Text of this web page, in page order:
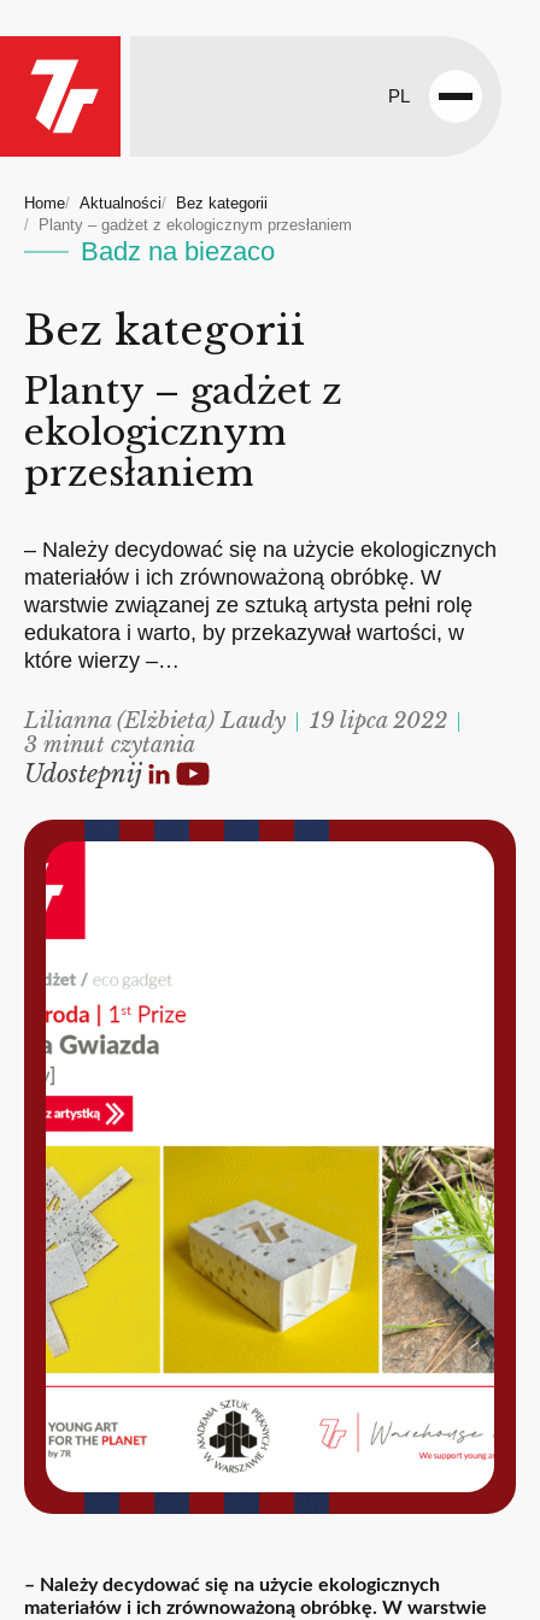
PL
Open
Home Aktualności
Bez kategorii
Planty – gadżet z ekologicznym przesłaniem
Badz na biezaco
Bez kategorii
Planty – gadżet z
ekologicznym
przesłaniem
– Należy decydować się na użycie ekologicznych
materiałów i ich zrównoważoną obróbkę. W
warstwie związanej ze sztuką artysta pełni rolę
edukatora i warto, by przekazywał wartości, w
które wierzy –…
Lilianna (Elżbieta) Laudy
19 lipca 2022
3 minut czytania
Udostepnij
– Należy decydować się na użycie ekologicznych
materiałów i ich zrównoważoną obróbkę. W warstwie